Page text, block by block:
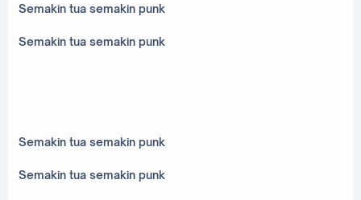
Semakin tua semakin punk
Semakin tua semakin punk
Semakin tua semakin punk
Semakin tua semakin punk